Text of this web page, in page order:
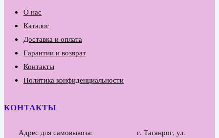
О нас
Каталог
Доставка и оплата
Гарантии и возврат
Контакты
Политика конфиденциальности
КОНТАКТЫ
Адрес для самовывоза: г. Таганрог, ул.